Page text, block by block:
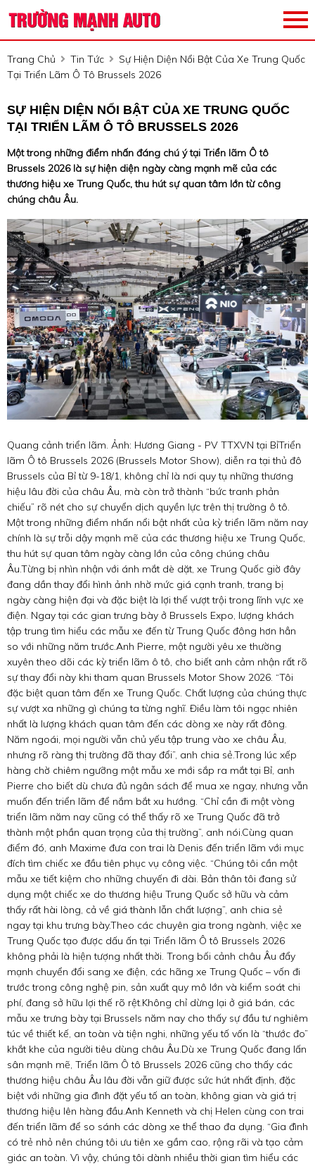
Trang Chủ Tin Tức
Sự Hiện Diện Nổi Bật Của Xe Trung Quốc
Tại Triển Lãm Ô Tô Brussels 2026
SỰ HIỆN DIỆN NỔI BẬT CỦA XE TRUNG QUỐC
TẠI TRIỂN LÃM Ô TÔ BRUSSELS 2026
Một trong những điểm nhấn đáng chú ý tại Triển lãm Ô tô
Brussels 2026 là sự hiện diện ngày càng mạnh mẽ của các
thương hiệu xe Trung Quốc, thu hút sự quan tâm lớn từ công
chúng châu Âu.
Quang cảnh triển lãm. Ảnh: Hương Giang - PV TTXVN tại BỉTriển
lãm Ô tô Brussels 2026 (Brussels Motor Show), diễn ra tại thủ đô
Brussels của Bỉ từ 9-18/1, không chỉ là nơi quy tụ những thương
hiệu lâu đời của châu Âu, mà còn trở thành “bức tranh phản
chiếu” rõ nét cho sự chuyển dịch quyền lực trên thị trường ô tô.
Một trong những điểm nhấn nổi bật nhất của kỳ triển lãm năm nay
chính là sự trỗi dậy mạnh mẽ của các thương hiệu xe Trung Quốc,
thu hút sự quan tâm ngày càng lớn của công chúng châu
Âu.Từng bị nhìn nhận với ánh mắt dè dặt, xe Trung Quốc giờ đây
đang dần thay đổi hình ảnh nhờ mức giá cạnh tranh, trang bị
ngày càng hiện đại và đặc biệt là lợi thế vượt trội trong lĩnh vực xe
điện. Ngay tại các gian trưng bày ở Brussels Expo, lượng khách
tập trung tìm hiểu các mẫu xe đến từ Trung Quốc đông hơn hẳn
so với những năm trước.Anh Pierre, một người yêu xe thường
xuyên theo dõi các kỳ triển lãm ô tô, cho biết anh cảm nhận rất rõ
sự thay đổi này khi tham quan Brussels Motor Show 2026. “Tôi
đặc biệt quan tâm đến xe Trung Quốc. Chất lượng của chúng thực
sự vượt xa những gì chúng ta từng nghĩ. Điều làm tôi ngạc nhiên
nhất là lượng khách quan tâm đến các dòng xe này rất đông.
Năm ngoái, mọi người vẫn chủ yếu tập trung vào xe châu Âu,
nhưng rõ ràng thị trường đã thay đổi”, anh chia sẻ.Trong lúc xếp
hàng chờ chiêm ngưỡng một mẫu xe mới sắp ra mắt tại Bỉ, anh
Pierre cho biết dù chưa đủ ngân sách để mua xe ngay, nhưng vẫn
muốn đến triển lãm để nắm bắt xu hướng. “Chỉ cần đi một vòng
triển lãm năm nay cũng có thể thấy rõ xe Trung Quốc đã trở
thành một phần quan trọng của thị trường”, anh nói.Cùng quan
điểm đó, anh Maxime đưa con trai là Denis đến triển lãm với mục
đích tìm chiếc xe đầu tiên phục vụ công việc. “Chúng tôi cần một
mẫu xe tiết kiệm cho những chuyến đi dài. Bản thân tôi đang sử
dụng một chiếc xe do thương hiệu Trung Quốc sở hữu và cảm
thấy rất hài lòng, cả về giá thành lẫn chất lượng”, anh chia sẻ
ngay tại khu trưng bày.Theo các chuyên gia trong ngành, việc xe
Trung Quốc tạo được dấu ấn tại Triển lãm Ô tô Brussels 2026
không phải là hiện tượng nhất thời. Trong bối cảnh châu Âu đẩy
mạnh chuyển đổi sang xe điện, các hãng xe Trung Quốc – vốn đi
trước trong công nghệ pin, sản xuất quy mô lớn và kiểm soát chi
phí, đang sở hữu lợi thế rõ rệt.Không chỉ dừng lại ở giá bán, các
mẫu xe trưng bày tại Brussels năm nay cho thấy sự đầu tư nghiêm
túc về thiết kế, an toàn và tiện nghi, những yếu tố vốn là “thước đo”
khắt khe của người tiêu dùng châu Âu.Dù xe Trung Quốc đang lấn
sân mạnh mẽ, Triển lãm Ô tô Brussels 2026 cũng cho thấy các
thương hiệu châu Âu lâu đời vẫn giữ được sức hút nhất định, đặc
biệt với những gia đình đặt yếu tố an toàn, không gian và giá trị
thương hiệu lên hàng đầu.Anh Kenneth và chị Helen cùng con trai
đến triển lãm để so sánh các dòng xe thể thao đa dụng. “Gia đình
có trẻ nhỏ nên chúng tôi ưu tiên xe gầm cao, rộng rãi và tạo cảm
giác an toàn. Vì vậy, chúng tôi dành nhiều thời gian tìm hiểu các